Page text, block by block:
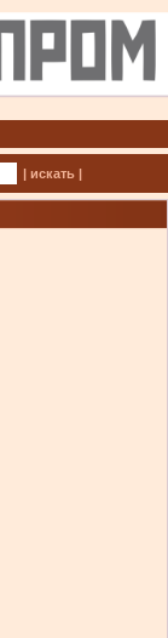
| искать |